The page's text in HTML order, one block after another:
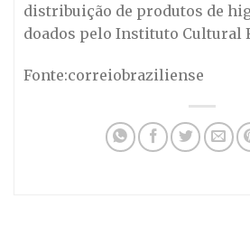
distribuição de produtos de
doados pelo Instituto Cultural
Fonte:correiobraziliense